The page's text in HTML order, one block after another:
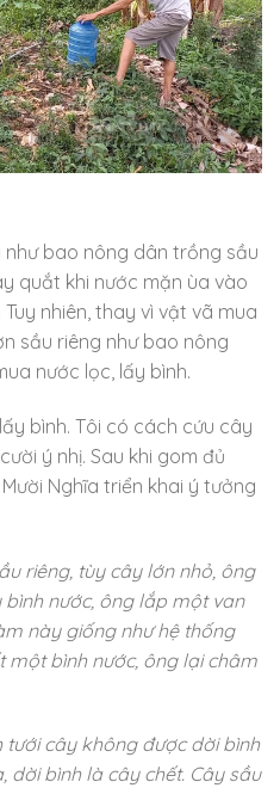
như bao nông dân trồng sầu
quắt khi nước mặn ùa vào
nhiên, thay vì vật vã mua
sầu riêng như bao nông
nước lọc, lấy bình.
bình. Tôi có cách cứu cây
ý nhị. Sau khi gom đủ
Nghĩa triển khai ý tưởng
riêng, tùy cây lớn nhỏ, ông
nước, ông lắp một van
này giống như hệ thống
một bình nước, ông lại châm
cây không được dời bình
dời bình là cây chết. Cây sầu